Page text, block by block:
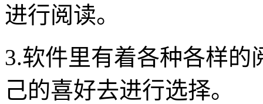
进行阅读。
3.软件里有着各种各样
己的喜好去进行选择。